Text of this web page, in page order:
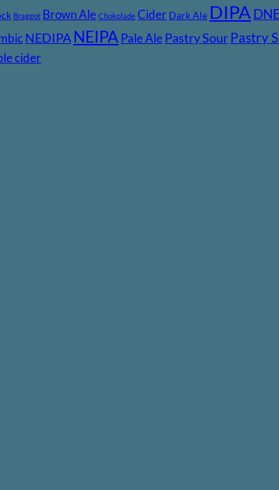
Braggot Brown Ale Chokolade Cider Dark Ale DIPA
NEDIPA NEIPA Pale Ale Pastry Sour Pastry
cider